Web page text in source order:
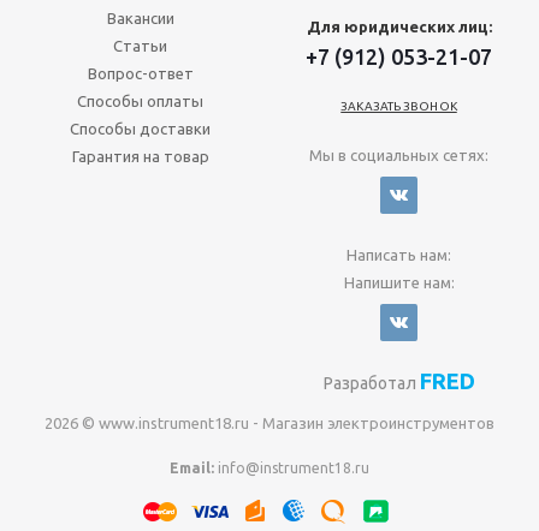
Вакансии
Статьи
Вопрос-ответ
Способы оплаты
Способы доставки
Гарантия на товар
Для юридических лиц:
+7 (912) 053-21-07
ЗАКАЗАТЬ ЗВОНОК
Мы в социальных сетях:
Написать нам:
Напишите нам:
Разработал FRED
2026 © www.instrument18.ru - Магазин электроинструментов
Email: info@instrument18.ru